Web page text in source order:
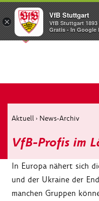
Aktuell › News-Archiv
VfB-Profis im
In Europa nähert sich
und der Ukraine der
manchen Gruppen
×
VfB Stuttgart
VfB Stuttgart 1893
Gratis - In Google